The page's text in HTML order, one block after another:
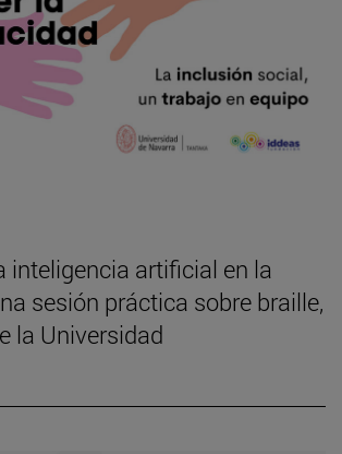
inteligencia artificial en la
sesión práctica sobre braille,
la Universidad